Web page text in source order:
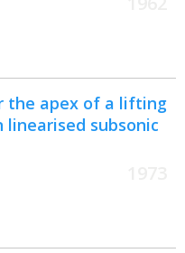
the apex of a lifting
linearised subsonic